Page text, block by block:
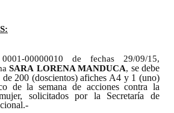
00000010 de fechas 29/09/15,
SARA LORENA MANDUCA, se debe
200 (doscientos) afiches A4 y 1 (uno)
de la semana de acciones contra la
solicitados por la Secretaría de